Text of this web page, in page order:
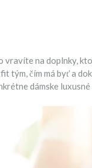
na doplnky,
tým, čím má byť a
dámske